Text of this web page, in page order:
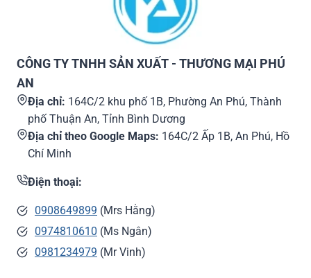
CÔNG TY TNHH SẢN XUẤT - THƯƠNG MẠI PHÚ
AN
Địa chỉ: 164C/2 khu phố 1B, Phường An Phú, Thành
phố Thuận An, Tỉnh Bình Dương
Địa chỉ theo Google Maps: 164C/2 Ấp 1B, An Phú, Hồ
Chí Minh
Điện thoại:
0908649899 (Mrs Hằng)
0974810610 (Ms Ngân)
0981234979 (Mr Vinh)